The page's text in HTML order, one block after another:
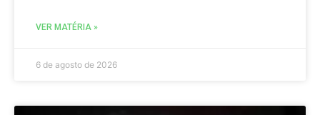
VER MATÉRIA »
6 de agosto de 2026